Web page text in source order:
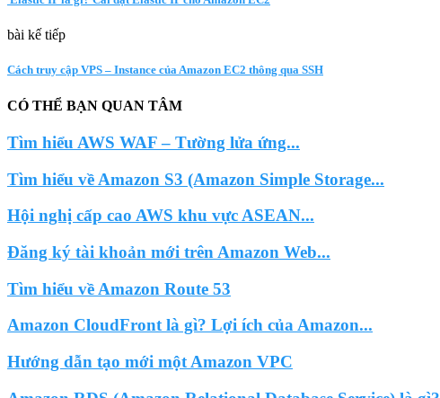
bài kế tiếp
Cách truy cập VPS – Instance của Amazon EC2 thông qua SSH
CÓ THỂ BẠN QUAN TÂM
Tìm hiểu AWS WAF – Tường lửa ứng...
Tìm hiểu về Amazon S3 (Amazon Simple Storage...
Hội nghị cấp cao AWS khu vực ASEAN...
Đăng ký tài khoản mới trên Amazon Web...
Tìm hiểu về Amazon Route 53
Amazon CloudFront là gì? Lợi ích của Amazon...
Hướng dẫn tạo mới một Amazon VPC